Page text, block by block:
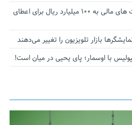
آستانه الزام به دریافت صورت های مالی به ۱۰۰ میلیارد ریال برای اعطای
بازار تلویزیون را تغییر می‌دهند
با اوسمار؛ پای یحیی در میان است!